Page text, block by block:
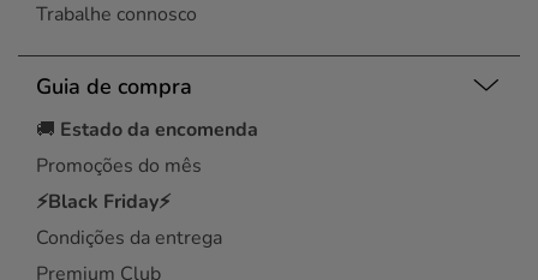
Trabalhe connosco
Guia de compra
🚚 Estado da encomenda
Promoções do mês
⚡Black Friday⚡
Condições da entrega
Premium Club